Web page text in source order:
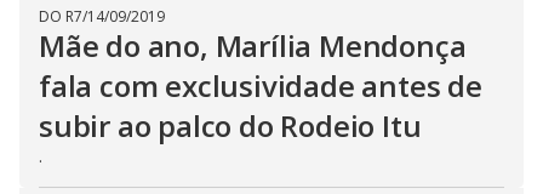
DO R7/14/09/2019
Mãe do ano, Marília Mendonça
fala com exclusividade antes de
subir ao palco do Rodeio Itu
.